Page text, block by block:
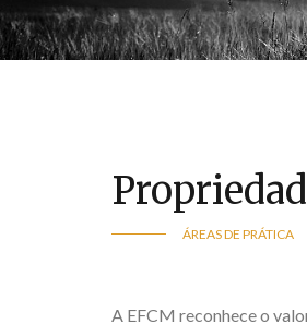
ÁREAS DE PRÁTICA
A EFCM reconhece o